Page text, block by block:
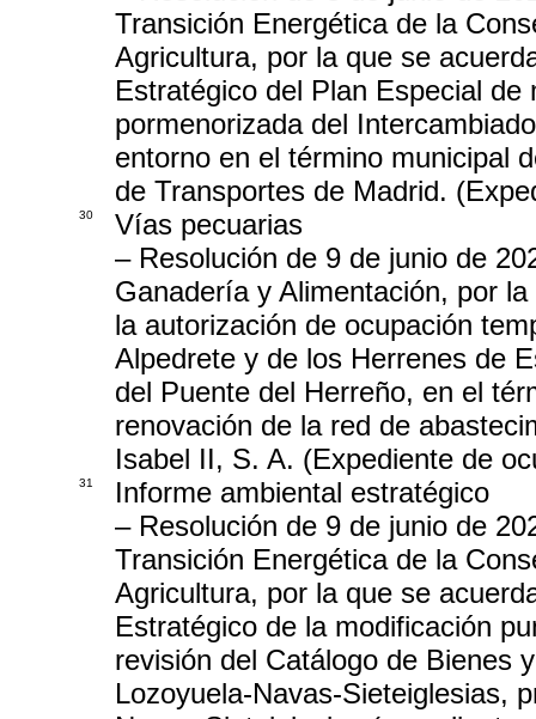
Transición Energética de la
Agricultura, por la que se
Estratégico del Plan Especial
pormenorizada del
entorno en el término municipal
de Transportes de Madrid.
30
Vías pecuarias
– Resolución de 9 de junio de
Ganadería y Alimentación, por
la autorización de ocupación
Alpedrete y de los Herrenes de
del Puente del Herreño, en el
renovación de la red de
Isabel II, S. A. (Expediente de
31
Informe ambiental estratégico
– Resolución de 9 de junio de
Transición Energética de la
Agricultura, por la que se
Estratégico de la modificación
revisión del Catálogo de Bienes
Lozoyuela-Navas-Sieteiglesias,